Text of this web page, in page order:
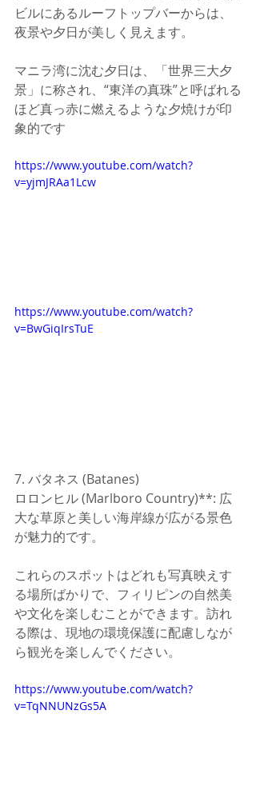
ビルにあるルーフトップバーからは、
夜景や夕日が美しく見えます。
マニラ湾に沈む夕日は、「世界三大夕
景」に称され、“東洋の真珠”と呼ばれる
ほど真っ赤に燃えるような夕焼けが印
象的です
https://www.youtube.com/watch?
v=yjmJRAa1Lcw
https://www.youtube.com/watch?
v=BwGiqIrsTuE
7. バタネス (Batanes)
ロロンヒル (Marlboro Country)**: 広
大な草原と美しい海岸線が広がる景色
が魅力的です。
これらのスポットはどれも写真映えす
る場所ばかりで、フィリピンの自然美
や文化を楽しむことができます。訪れ
る際は、現地の環境保護に配慮しなが
ら観光を楽しんでください。
https://www.youtube.com/watch?
v=TqNNUNzGs5A